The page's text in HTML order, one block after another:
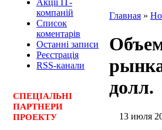
Акції ІТ-
компаній
Список
коментарів
Останні записи
Реєстрація
RSS-канали
СПЕЦІАЛЬНІ
ПАРТНЕРИ
ПРОЕКТУ
Главная »
долл.
13 июля